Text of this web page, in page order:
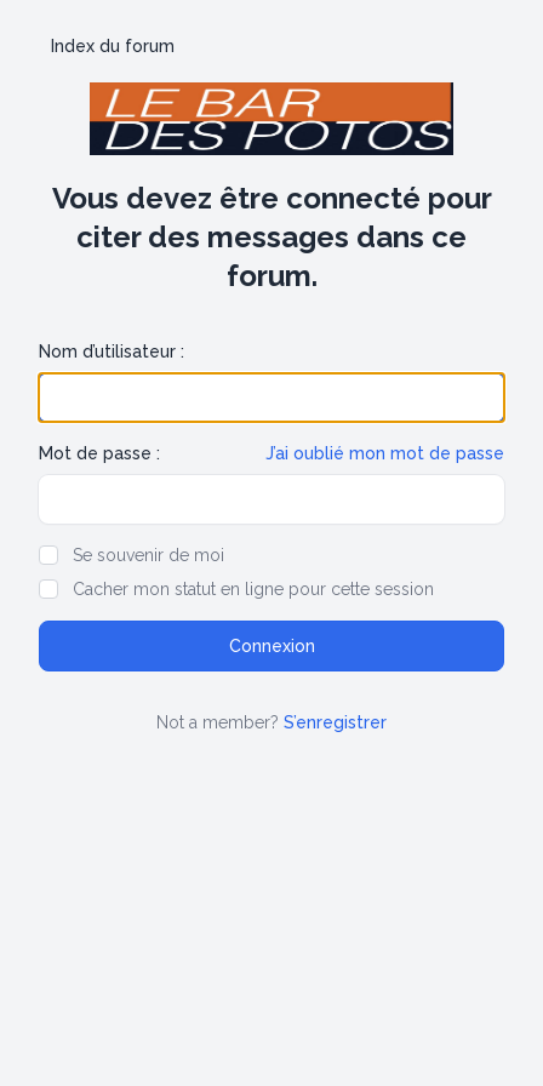
Index du forum
Vous devez être connecté pour
citer des messages dans ce
forum.
Nom d’utilisateur :
Mot de passe : J’ai oublié mon mot de passe
Se souvenir de moi
Cacher mon statut en ligne pour cette session
Not a member? S’enregistrer